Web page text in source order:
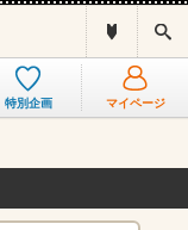
ス
と
特別企画 マイページ